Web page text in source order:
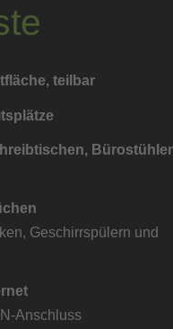
teilbar
Geschirrspülern und
Anschluss